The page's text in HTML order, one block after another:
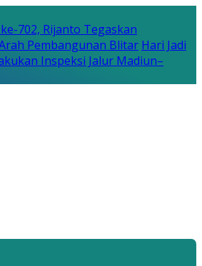
702, Rijanto Tegaskan
Pembangunan Blitar Hari Jadi
Inspeksi Jalur Madiun–